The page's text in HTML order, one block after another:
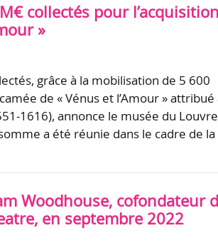
collectés pour
»
grâce à la mobilisation de 5 600
de « Vénus et l’Amour » attribué
1616), annonce le musée du Louvre
a été réunie dans le cadre de la
Woodhouse, cofondateur
en septembre 2022